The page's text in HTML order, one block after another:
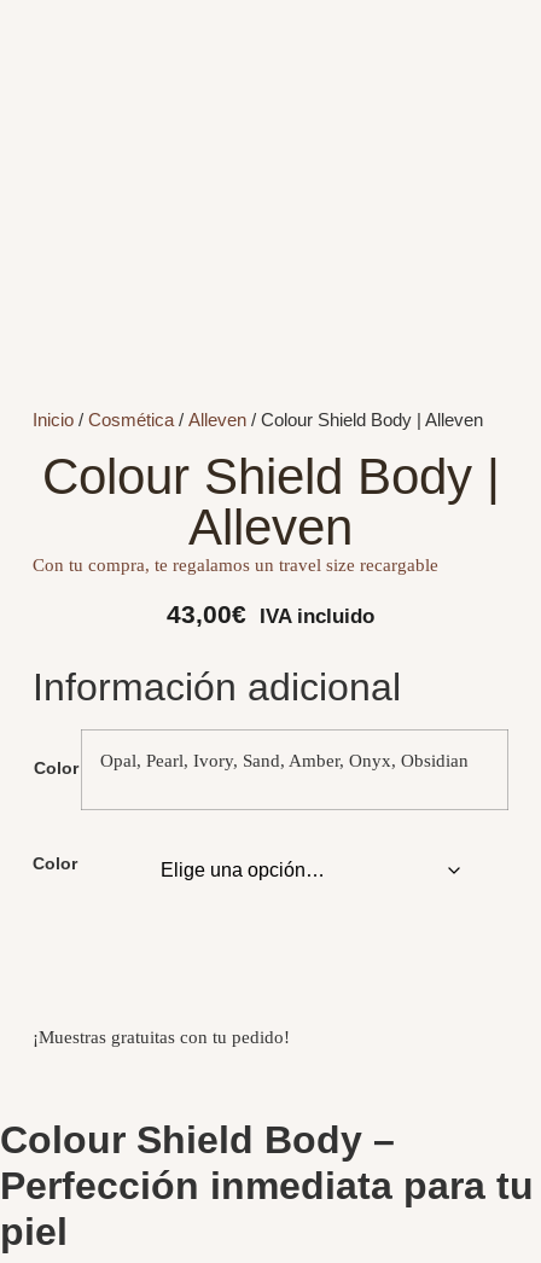
Inicio/ Cosmética/ Alleven/ Colour Shield Body | Alleven
Colour Shield Body |
Alleven
Con tu compra, te regalamos un travel size recargable
43,00€ IVA incluido
Información adicional
Color Opal, Pearl, Ivory, Sand, Amber, Onyx, Obsidian
Color
¡Muestras gratuitas con tu pedido!
Colour Shield Body –
Perfección inmediata para tu
piel